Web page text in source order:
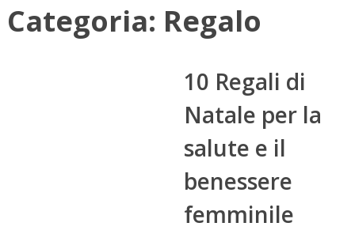
Categoria: Regalo
10 Regali di
Natale per la
salute e il
benessere
femminile